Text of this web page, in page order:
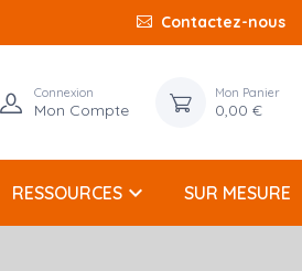
Contactez-nous
Connexion
Mon Compte
Mon Panier
0,00 €
RESSOURCES keyboard_arrow_down SUR MESURE